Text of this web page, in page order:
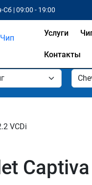
Сб | 09:00 - 19:00
Услуги
Контакты
VCDi